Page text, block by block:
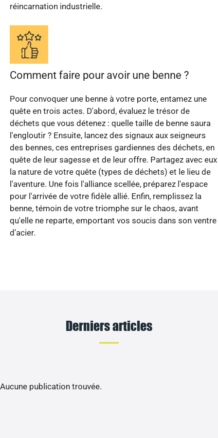
réincarnation industrielle.
Comment faire pour avoir une benne ?
Pour convoquer une benne à votre porte, entamez une
quête en trois actes. D'abord, évaluez le trésor de
déchets que vous détenez : quelle taille de benne saura
l'engloutir ? Ensuite, lancez des signaux aux seigneurs
des bennes, ces entreprises gardiennes des déchets, en
quête de leur sagesse et de leur offre. Partagez avec eux
la nature de votre quête (types de déchets) et le lieu de
l'aventure. Une fois l'alliance scellée, préparez l'espace
pour l'arrivée de votre fidèle allié. Enfin, remplissez la
benne, témoin de votre triomphe sur le chaos, avant
qu'elle ne reparte, emportant vos soucis dans son ventre
d'acier.
Derniers articles
Aucune publication trouvée.